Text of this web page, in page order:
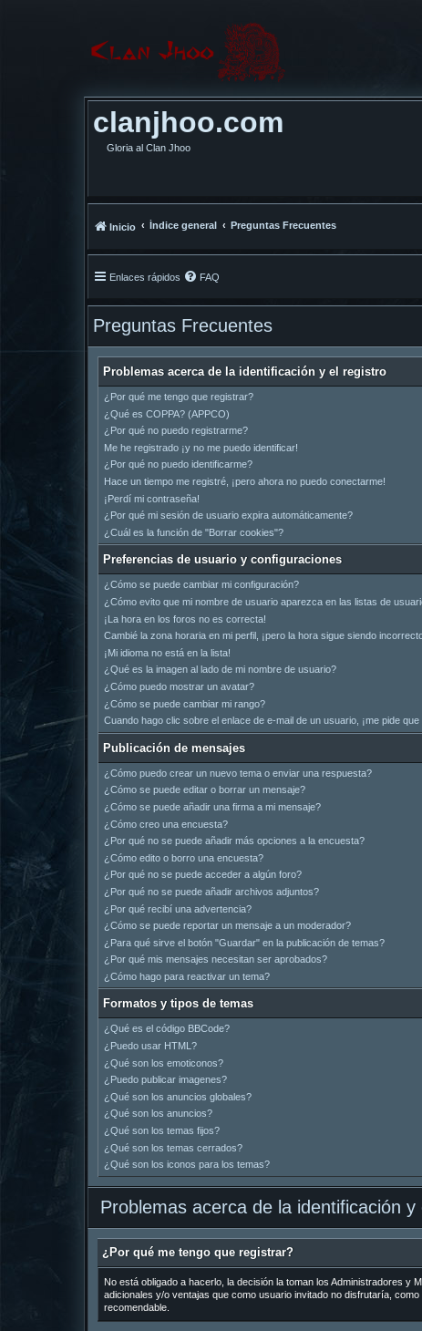
clanjhoo.com
Gloria al Clan Jhoo
Inicio Índice general Preguntas Frecuentes
Enlaces rápidos FAQ
Preguntas Frecuentes
Problemas acerca de la identificación y el registro
¿Por qué me tengo que registrar?
¿Qué es COPPA? (APPCO)
¿Por qué no puedo registrarme?
Me he registrado ¡y no me puedo identificar!
¿Por qué no puedo identificarme?
Hace un tiempo me registré, ¡pero ahora no puedo conectarme!
¡Perdí mi contraseña!
¿Por qué mi sesión de usuario expira automáticamente?
¿Cuál es la función de "Borrar cookies"?
Preferencias de usuario y configuraciones
¿Cómo se puede cambiar mi configuración?
¿Cómo evito que mi nombre de usuario aparezca en las listas de
¡La hora en los foros no es correcta!
Cambié la zona horaria en mi perfil, ¡pero la hora sigue siendo
¡Mi idioma no está en la lista!
¿Qué es la imagen al lado de mi nombre de usuario?
¿Cómo puedo mostrar un avatar?
¿Cómo se puede cambiar mi rango?
Cuando hago clic sobre el enlace de e-mail de un usuario, ¡me pide
Publicación de mensajes
¿Cómo puedo crear un nuevo tema o enviar una respuesta?
¿Cómo se puede editar o borrar un mensaje?
¿Cómo se puede añadir una firma a mi mensaje?
¿Cómo creo una encuesta?
¿Por qué no se puede añadir más opciones a la encuesta?
¿Cómo edito o borro una encuesta?
¿Por qué no se puede acceder a algún foro?
¿Por qué no se puede añadir archivos adjuntos?
¿Por qué recibí una advertencia?
¿Cómo se puede reportar un mensaje a un moderador?
¿Para qué sirve el botón "Guardar" en la publicación de temas?
¿Por qué mis mensajes necesitan ser aprobados?
¿Cómo hago para reactivar un tema?
Formatos y tipos de temas
¿Qué es el código BBCode?
¿Puedo usar HTML?
¿Qué son los emoticonos?
¿Puedo publicar imagenes?
¿Qué son los anuncios globales?
¿Qué son los anuncios?
¿Qué son los temas fijos?
¿Qué son los temas cerrados?
¿Qué son los iconos para los temas?
Problemas acerca de la identificación y
¿Por qué me tengo que registrar?
No está obligado a hacerlo, la decisión la toman los Administradores
adicionales y/o ventajas que como usuario invitado no disfrutaría,
recomendable.